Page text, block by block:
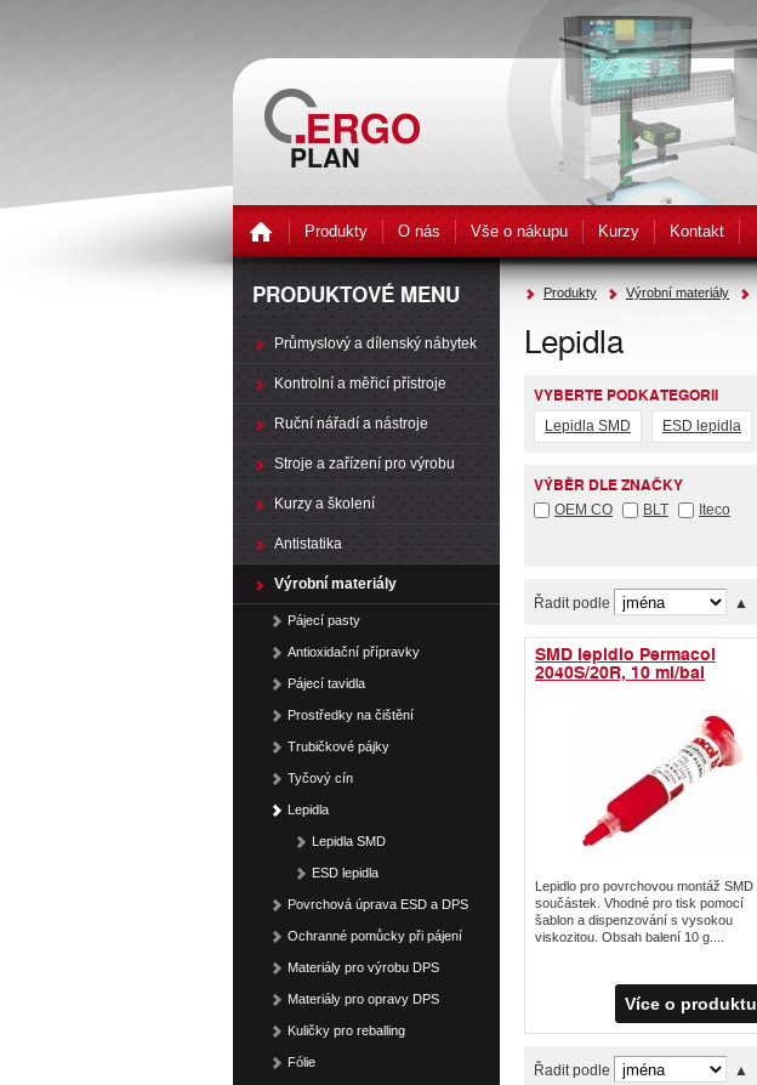
Produkty O nás Vše o nákupu Kurzy Kontakt
Produkty Výrobní materiály
Lepidla
VYBERTE PODKATEGORII
Lepidla SMD ESD lepidla
VÝBĚR DLE ZNAČKY
OEM CO BLT
Iteco
Řadit podle ▲
SMD lepidlo Permacol
2040S/20R, 10 ml/bal
Lepidlo pro povrchovou montáž SMD
součástek. Vhodné pro tisk pomocí
šablon a dispenzování s vysokou
viskozitou. Obsah balení 10 g....
Více o produktu
Řadit podle ▲
PRODUKTOVÉ MENU
Průmyslový a dílenský nábytek
Kontrolní a měřicí přístroje
Ruční nářadí a nástroje
Stroje a zařízení pro výrobu
Kurzy a školení
Antistatika
Výrobní materiály
Pájecí pasty
Antioxidační přípravky
Pájecí tavidla
Prostředky na čištění
Trubičkové pájky
Tyčový cín
Lepidla
Lepidla SMD
ESD lepidla
Povrchová úprava ESD a DPS
Ochranné pomůcky při pájení
Materiály pro výrobu DPS
Materiály pro opravy DPS
Kuličky pro reballing
Fólie